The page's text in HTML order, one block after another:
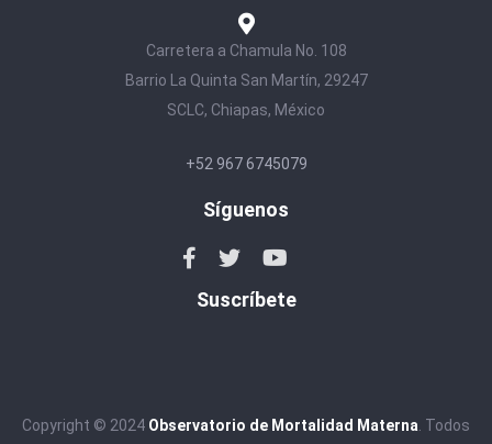
Carretera a Chamula No. 108
Barrio La Quinta San Martín, 29247
SCLC, Chiapas, México
+52 967 6745079
Síguenos
Suscríbete
Copyright © 2024 Observatorio de Mortalidad Materna . Todos